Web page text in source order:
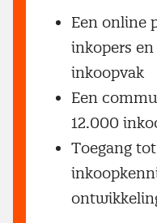
Een online
inkopers
inkoopvak
Een
12.000
Toegang